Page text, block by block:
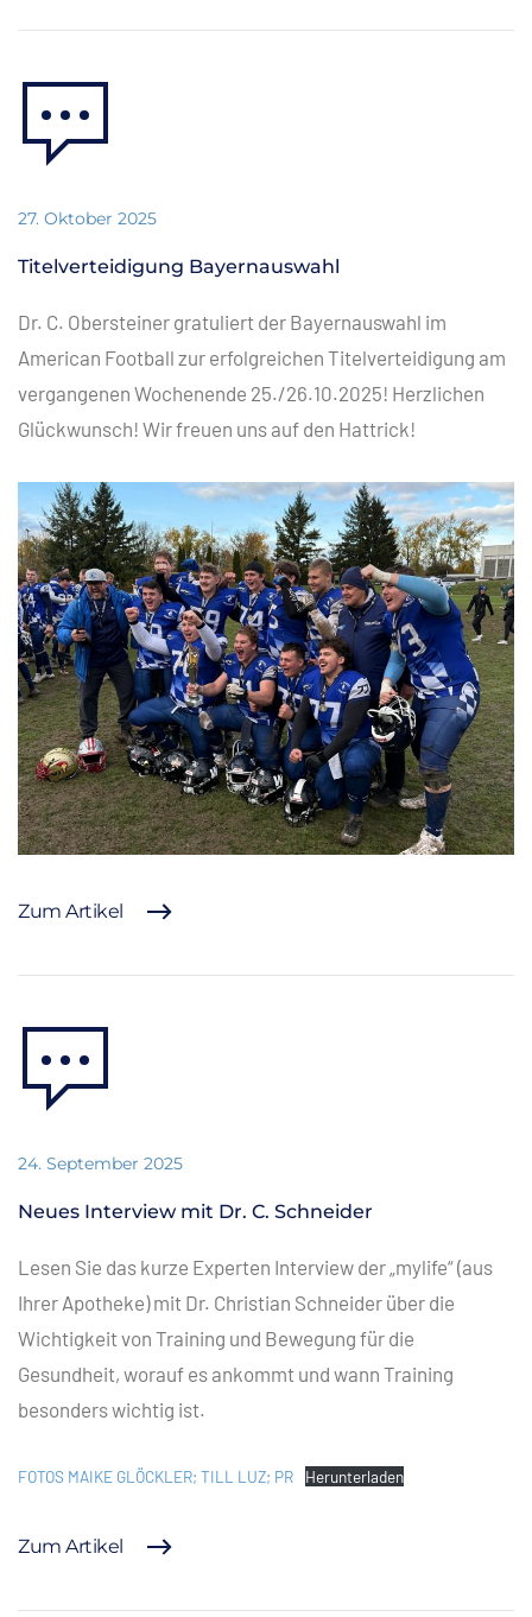
27. Oktober 2025
Titelverteidigung Bayernauswahl
Dr. C. Obersteiner gratuliert der Bayernauswahl im
American Football zur erfolgreichen Titelverteidigung am
vergangenen Wochenende 25./26.10.2025! Herzlichen
Glückwunsch! Wir freuen uns auf den Hattrick!
Zum Artikel
24. September 2025
Neues Interview mit Dr. C. Schneider
Lesen Sie das kurze Experten Interview der „mylife“ (aus
Ihrer Apotheke) mit Dr. Christian Schneider über die
Wichtigkeit von Training und Bewegung für die
Gesundheit, worauf es ankommt und wann Training
besonders wichtig ist.
FOTOS MAIKE GLÖCKLER; TILL LUZ; PR Herunterladen
Zum Artikel